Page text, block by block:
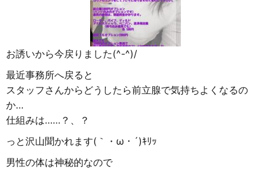
お誘いから今戻りました(^-^)/
最近事務所へ戻ると
スタッフさんからどうしたら前立腺で気持ちよくなるの
か…
仕組みは……？、？
っと沢山聞かれます(｀・ω・´)ｷﾘｯ
男性の体は神秘的なので